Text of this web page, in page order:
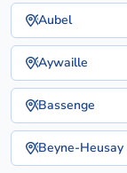
Aubel
Aywaille
Bassenge
Beyne-Heusay